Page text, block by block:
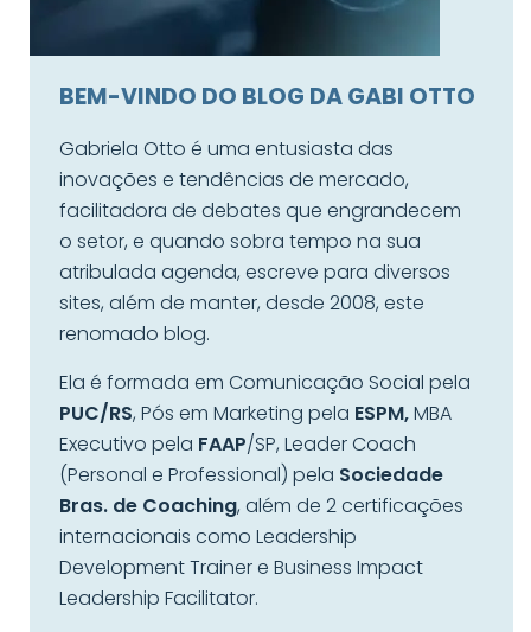
BEM-VINDO DO BLOG DA GABI OTTO
Gabriela Otto é uma entusiasta das
inovações e tendências de mercado,
facilitadora de debates que engrandecem
o setor, e quando sobra tempo na sua
atribulada agenda, escreve para diversos
sites, além de manter, desde 2008, este
renomado blog.
Ela é formada em Comunicação Social pela
PUC/RS, Pós em Marketing pela ESPM,MBA
Executivo pela FAAP/SP, Leader Coach
(Personal e Professional) pela Sociedade
Bras. de Coaching, além de 2 certificações
internacionais como Leadership
Development Trainer e Business Impact
Leadership Facilitator.